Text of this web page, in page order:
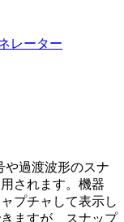
レーター
や過渡波形のスナ
されます。機器
プチャして表示し
ますが、スナップ